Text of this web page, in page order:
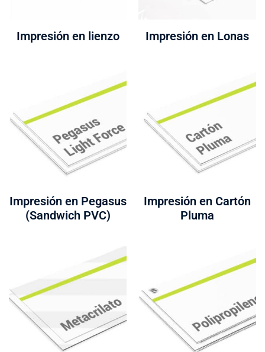
Impresión en lienzo Impresión en Lonas
Impresión en Pegasus
(Sandwich PVC)
Impresión en Cartón
Pluma